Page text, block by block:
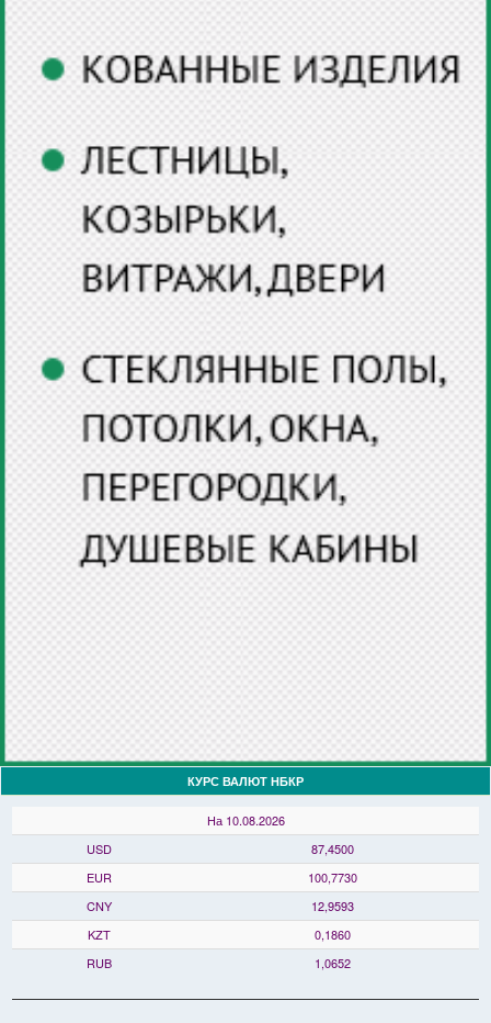
КУРС ВАЛЮТ НБКР
На 10.08.2026
USD
87,4500
EUR
100,7730
CNY
12,9593
KZT
0,1860
RUB
1,0652